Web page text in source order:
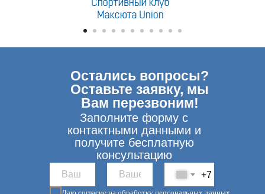
+7
Остались вопросы?
Оставьте заявку, мы
Вам перезвоним!
Заполните форму с
контактными данными и
получите бесплатную
консультацию